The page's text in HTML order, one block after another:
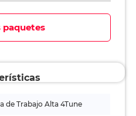
paquetes
de Trabajo Alta 4Tune